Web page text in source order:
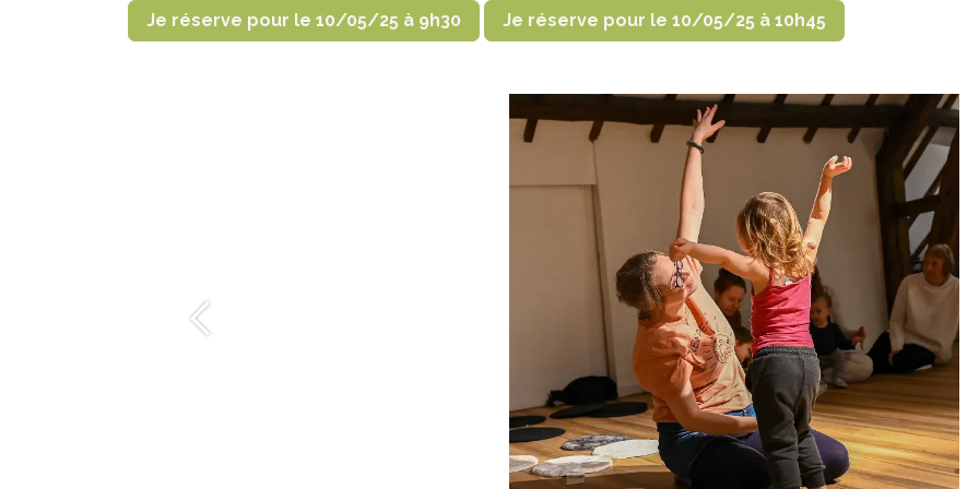
Je réserve pour le 10/05/25 à 9h30 Je réserve pour le 10/05/25 à 10h45
Précédent